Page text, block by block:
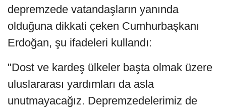
depremzede vatandaşların yanında
olduğuna dikkati çeken Cumhurbaşkanı
Erdoğan, şu ifadeleri kullandı:
"Dost ve kardeş ülkeler başta olmak üzere
uluslararası yardımları da asla
unutmayacağız. Depremzedelerimiz de